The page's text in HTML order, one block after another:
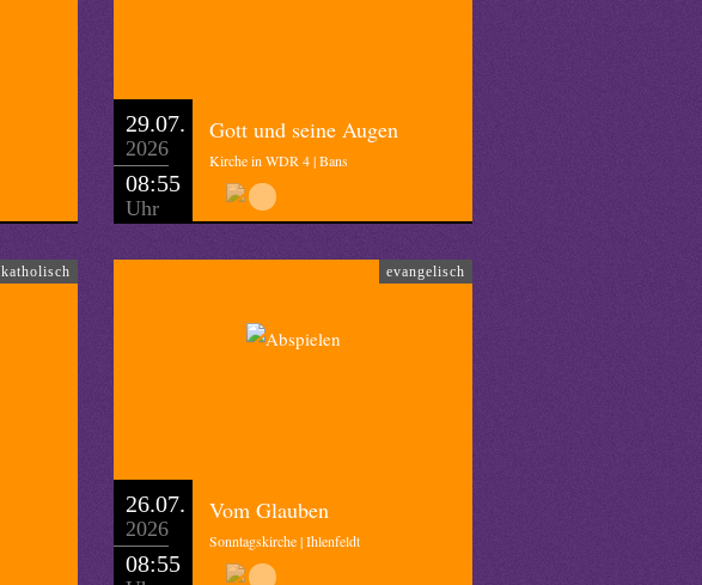
29.07.
2026
08:55
Uhr
Gott und seine Augen
Kirche in WDR 4 | Bans
katholisch evangelisch
26.07.
2026
08:55
Vom Glauben
Sonntagskirche | Ihlenfeldt